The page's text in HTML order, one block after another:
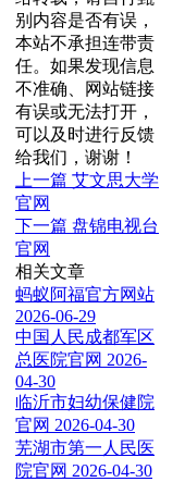
别内容是否有误，
本站不承担连带责
任。如果发现信息
不准确、网站链接
有误或无法打开，
可以及时进行反馈
给我们，谢谢！
上一篇 艾文思大学
官网
下一篇 盘锦电视台
官网
相关文章
蚂蚁阿福官方网站
2026-06-29
中国人民成都军区
总医院官网 2026-
04-30
临沂市妇幼保健院
官网 2026-04-30
芜湖市第一人民医
院官网 2026-04-30